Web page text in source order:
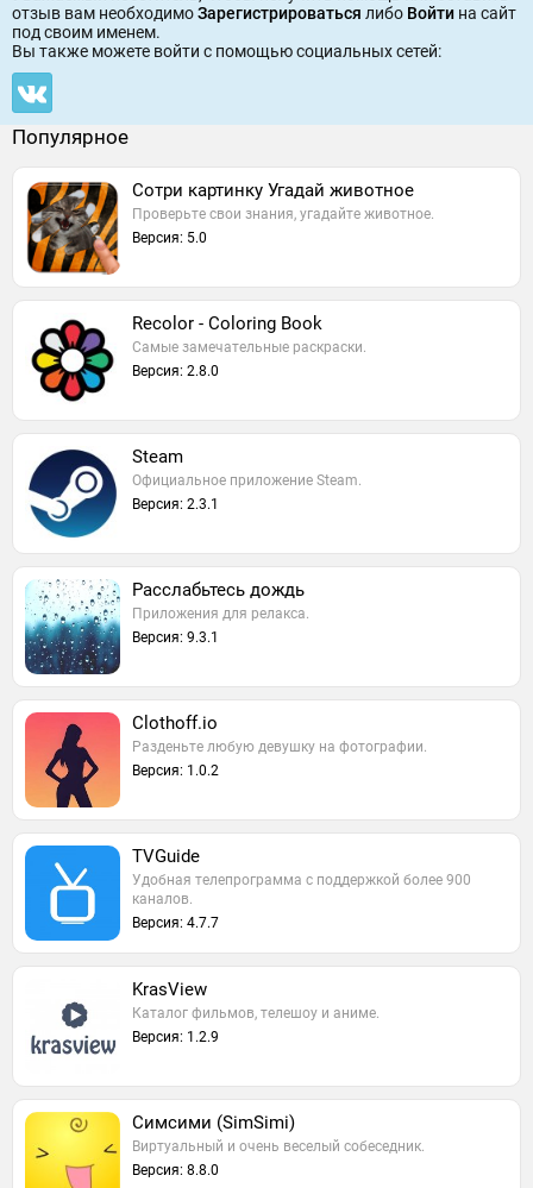
отзыв вам необходимоЗарегистрироваться либо Войти на сайт
под своим именем.
Вы также можете войти c помощью социальных сетей:
Популярное
Сотри картинку Угадай животное
Проверьте свои знания, угадайте животное.
Версия: 5.0
Recolor - Coloring Book
Самые замечательные раскраски.
Версия: 2.8.0
Steam
Официальное приложение Steam.
Версия: 2.3.1
Расслабьтесь дождь
Приложения для релакса.
Версия: 9.3.1
Clothoff.io
Разденьте любую девушку на фотографии.
Версия: 1.0.2
TVGuide
Удобная телепрограмма с поддержкой более 900
каналов.
Версия: 4.7.7
KrasView
Каталог фильмов, телешоу и аниме.
Версия: 1.2.9
Симсими (SimSimi)
Виртуальный и очень веселый собеседник.
Версия: 8.8.0